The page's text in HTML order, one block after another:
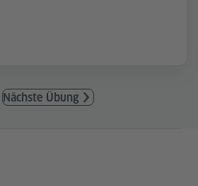
Nächste Übung